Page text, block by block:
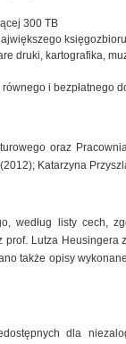
300 TB
druki, kartografika,
i bezpłatnego
oraz
Katarzyna
według listy cech,
Lutza
także opisy
dla